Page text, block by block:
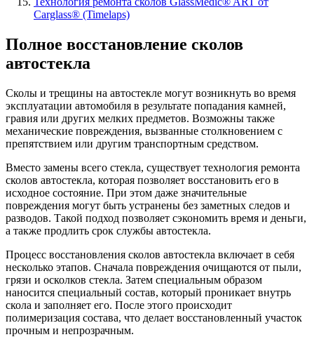
Carglass® (Timelaps)
Полное восстановление сколов
автостекла
Сколы и трещины на автостекле могут возникнуть во время
эксплуатации автомобиля в результате попадания камней,
гравия или других мелких предметов. Возможны также
механические повреждения, вызванные столкновением с
препятствием или другим транспортным средством.
Вместо замены всего стекла, существует технология ремонта
сколов автостекла, которая позволяет восстановить его в
исходное состояние. При этом даже значительные
повреждения могут быть устранены без заметных следов и
разводов. Такой подход позволяет сэкономить время и деньги,
а также продлить срок службы автостекла.
Процесс восстановления сколов автостекла включает в себя
несколько этапов. Сначала повреждения очищаются от пыли,
грязи и осколков стекла. Затем специальным образом
наносится специальный состав, который проникает внутрь
скола и заполняет его. После этого происходит
полимеризация состава, что делает восстановленный участок
прочным и непрозрачным.